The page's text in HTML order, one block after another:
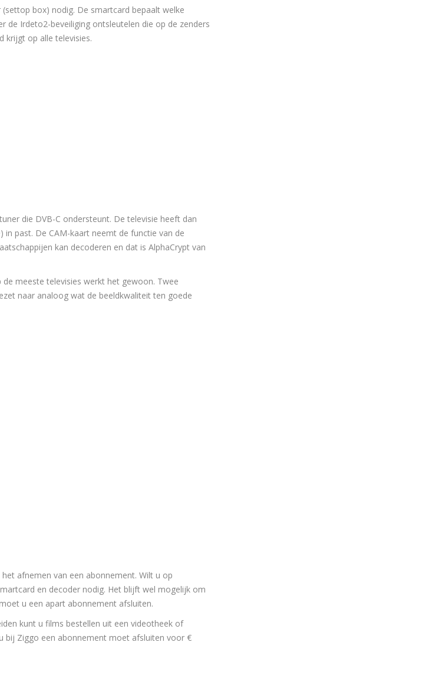
box) nodig. De smartcard bepaalt welke
de Irdeto2-beveiliging ontsleutelen die op de zenders
krijgt op alle televisies.
die DVB-C ondersteunt. De televisie heeft dan
past. De CAM-kaart neemt de functie van de
kan decoderen en dat is AlphaCrypt van
meeste televisies werkt het gewoon. Twee
naar analoog wat de beeldkwaliteit ten goede
afnemen van een abonnement. Wilt u op
en decoder nodig. Het blijft wel mogelijk om
u een apart abonnement afsluiten.
kunt u films bestellen uit een videotheek of
bij Ziggo een abonnement moet afsluiten voor €